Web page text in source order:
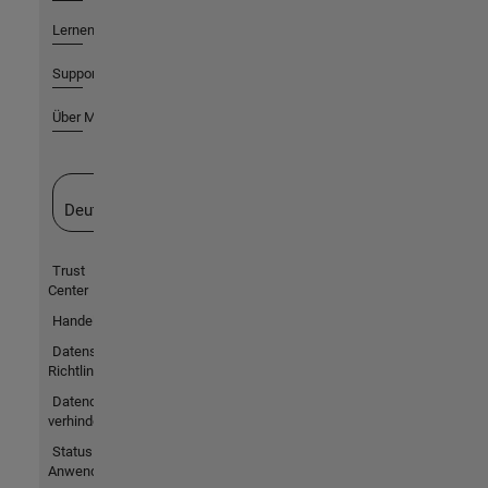
Lernen
Support
Über MathWorks
Deutschland
Trust
Center
Handelsmarken
Datenschutz-
Richtlinien
Datendiebstahl
verhindern
Status von
Anwendungen